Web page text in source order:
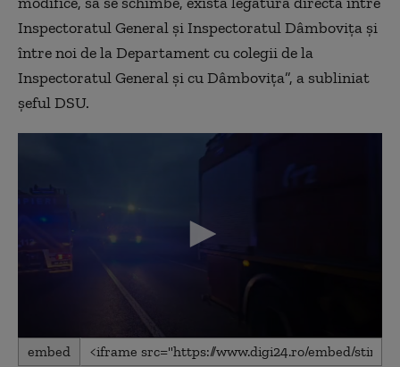
Inspectoratul General şi Inspectoratul Dâmboviţa şi
între noi de la Departament cu colegii de la
Inspectoratul General şi cu Dâmboviţa”, a subliniat
şeful DSU.
0
seconds
embed